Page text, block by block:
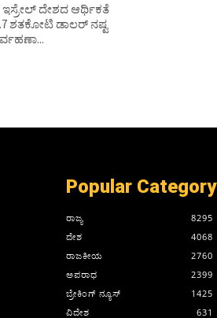
ಇಸ್ರೇಲ್ ದೇಶದ ಆರ್ಥಿಕತೆ
ಶತಕೋಟಿ ಡಾಲರ್ ನಷ್ಟ
ನಿರ್ವಹಣಾ...
Popular Category
ರಾಜ್ಯ
8295
ದೇಶ
4068
ರಾಜಕೀಯ
2760
ಅಪರಾಧ
2399
ಬ್ರೇಕಿಂಗ್ ನ್ಯೂಸ್
1425
ವಿದೇಶ
631